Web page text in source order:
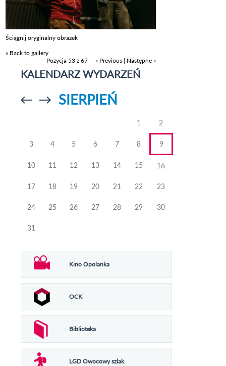
Ściągnij oryginalny obrazek
« Back to gallery
Pozycja 53 z 67
« Previous | Następne »
KALENDARZ WYDARZEŃ
Przejdź doPrzejdź do
SIERPIEŃ
1 2
3 4 5 6 7 8 9
10 11 12 13 14 15 16
17 18 19 20 21 22 23
24 25 26 27 28 29 30
31
Kino Opolanka
OCK
Biblioteka
LGD Owocowy szlak